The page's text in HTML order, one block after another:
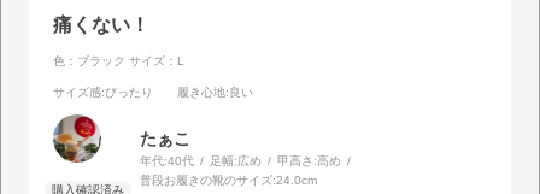
痛くない！
色：ブラック サイズ：L
サイズ感:ぴったり 履き心地:良い
たぁこ
年代:40代 足幅:広め 甲高さ:高め
普段お履きの靴のサイズ:24.0cm